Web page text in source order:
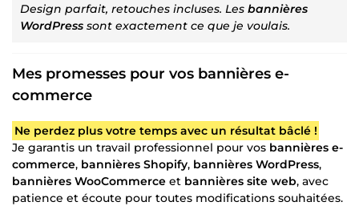
Design parfait, retouches incluses. Les bannières
WordPress sont exactement ce que je voulais.
Mes promesses pour vos bannières e-
commerce
Ne perdez plus votre temps avec un résultat bâclé !
Je garantis un travail professionnel pour vos bannières e-
commerce, bannières Shopify, bannières WordPress,
bannières WooCommerce et bannières site web, avec
patience et écoute pour toutes modifications souhaitées.